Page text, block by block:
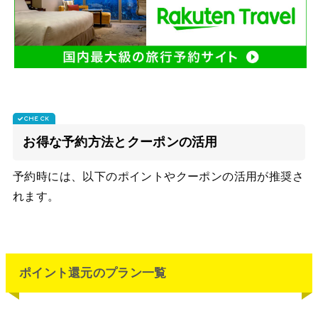
お得な予約方法とクーポンの活用
予約時には、以下のポイントやクーポンの活用が推奨さ
れます。
ポイント還元のプラン一覧